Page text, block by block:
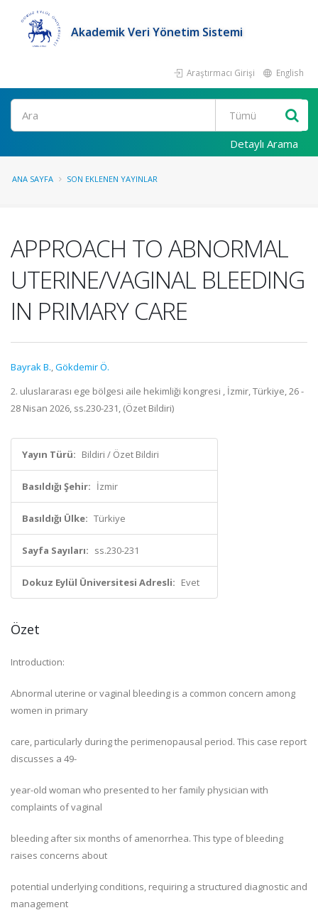
Akademik Veri Yönetim Sistemi
Araştırmacı Girişi English
Ara
Detaylı Arama
ANA SAYFA SON EKLENEN YAYINLAR
APPROACH TO ABNORMAL
UTERINE/VAGINAL BLEEDING
IN PRIMARY CARE
Bayrak B.,Gökdemir Ö.
2. uluslararası ege bölgesi aile hekimliği kongresi , İzmir, Türkiye, 26 -
28 Nisan 2026, ss.230-231, (Özet Bildiri)
Yayın Türü: Bildiri / Özet Bildiri
Basıldığı Şehir: İzmir
Basıldığı Ülke: Türkiye
Sayfa Sayıları: ss.230-231
Dokuz Eylül Üniversitesi Adresli: Evet
Özet
Introduction:
Abnormal uterine or vaginal bleeding is a common concern among
women in primary
care, particularly during the perimenopausal period. This case report
discusses a 49-
year-old woman who presented to her family physician with
complaints of vaginal
bleeding after six months of amenorrhea. This type of bleeding
raises concerns about
potential underlying conditions, requiring a structured diagnostic and
management